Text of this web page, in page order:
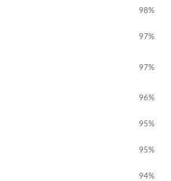
98%
97%
97%
96%
95%
95%
94%